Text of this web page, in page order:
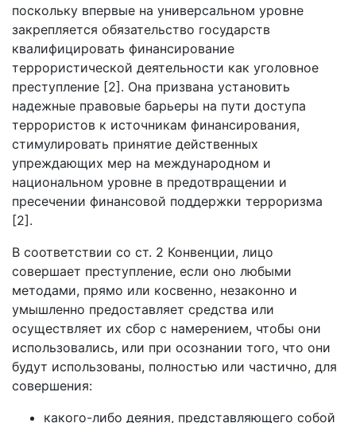
поскольку впервые на универсальном уровне
закрепляется обязательство государств
квалифицировать финансирование
террористической деятельности как уголовное
преступление [2]. Она призвана установить
надежные правовые барьеры на пути доступа
террористов к источникам финансирования,
стимулировать принятие действенных
упреждающих мер на международном и
национальном уровне в предотвращении и
пресечении финансовой поддержки терроризма
[2].
В соответствии со ст. 2 Конвенции, лицо
совершает преступление, если оно любыми
методами, прямо или косвенно, незаконно и
умышленно предоставляет средства или
осуществляет их сбор с намерением, чтобы они
использовались, или при осознании того, что они
будут использованы, полностью или частично, для
совершения:
какого-либо деяния, представляющего собой